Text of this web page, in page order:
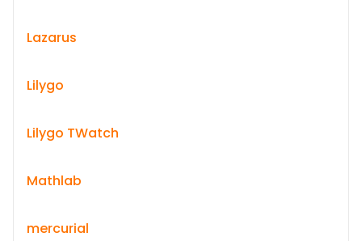
Lazarus
Lilygo
Lilygo TWatch
Mathlab
mercurial